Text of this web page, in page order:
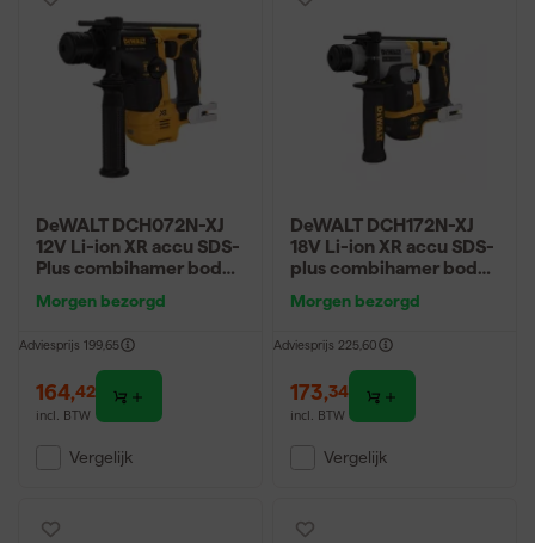
DeWALT DCH072N-XJ
12V Li-ion XR accu SDS-
Plus combihamer body -
Morgen bezorgd
Adviesprijs 199,65
164,42
incl. BTW
Vergelijk
DeWALT DCH172N-XJ
18V Li-ion XR accu SDS-
plus combihamer body
Morgen bezorgd
Adviesprijs 225,60
173,34
incl. BTW
Vergelijk